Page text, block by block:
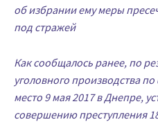
об избрании ему меры
под стражей
Как сообщалось ранее, по
уголовного производства
место 9 мая 2017 в Днепре,
совершению преступления